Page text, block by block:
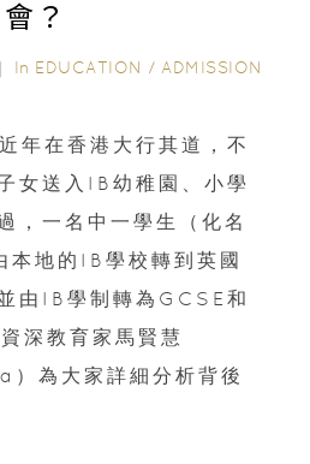
會？
In EDUCATION / ADMISSION
年在香港大行其道，不
女送入IB幼稚園、小學
，一名中一學生（化名
本地的IB學校轉到英國
由IB學制轉為GCSE和
深教育家馬賢慧
為大家詳細分析背後